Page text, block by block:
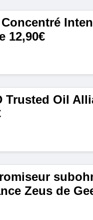
12,90€
Trusted Oil
Zeus de